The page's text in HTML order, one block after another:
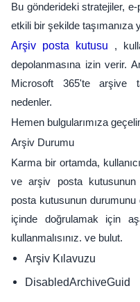
Bu gönderideki stratejiler,
etkili bir şekilde taşımanıza
Arşiv posta kutusu ,
depolanmasına izin verir.
Microsoft 365'te arşive
nedenler.
Hemen bulgularımıza
Arşiv Durumu
Karma bir ortamda,
ve arşiv posta kutusunun
posta kutusunun
içinde doğrulamak için
kullanmalısınız. ve bulut.
Arşiv Kılavuzu
DisabledArchiveGuid